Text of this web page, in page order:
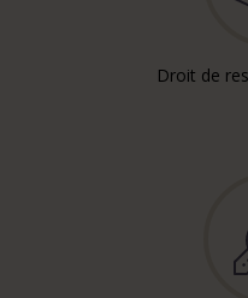
Droit de